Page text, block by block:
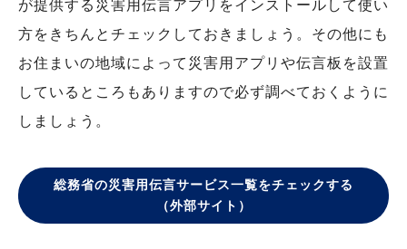
が提供する災害用伝言アプリをインストールして使い
方をきちんとチェックしておきましょう。その他にも
お住まいの地域によって災害用アプリや伝言板を設置
しているところもありますので必ず調べておくように
しましょう。
総務省の災害用伝言サービス一覧をチェックする
（外部サイト）